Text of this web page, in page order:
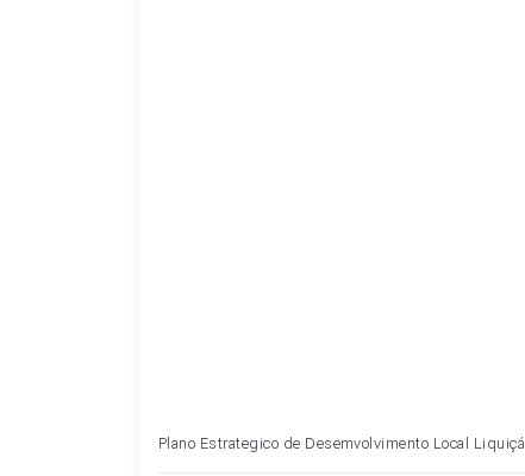
Plano Estrategico de Desemvolvimento Local Liquiçá